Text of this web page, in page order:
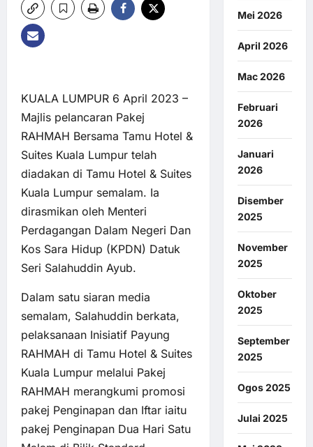
KUALA LUMPUR 6 April 2023 –
Majlis pelancaran Pakej
RAHMAH Bersama Tamu Hotel &
Suites Kuala Lumpur telah
diadakan di Tamu Hotel & Suites
Kuala Lumpur semalam. Ia
dirasmikan oleh Menteri
Perdagangan Dalam Negeri Dan
Kos Sara Hidup (KPDN) Datuk
Seri Salahuddin Ayub.
Dalam satu siaran media
semalam, Salahuddin berkata,
pelaksanaan Inisiatif Payung
RAHMAH di Tamu Hotel & Suites
Kuala Lumpur melalui Pakej
RAHMAH merangkumi promosi
pakej Penginapan dan Iftar iaitu
pakej Penginapan Dua Hari Satu
Mei 2026
April 2026
Mac 2026
Februari
2026
Januari
2026
Disember
2025
November
2025
Oktober
2025
September
2025
Ogos 2025
Julai 2025